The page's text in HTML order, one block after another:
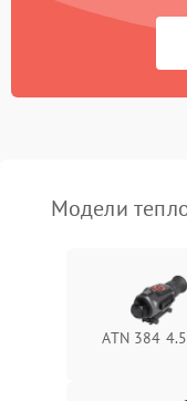
Повреждение системы
защиты от перегрузок
автоматического
Неисправность
защиты от
Модели
ATN 384